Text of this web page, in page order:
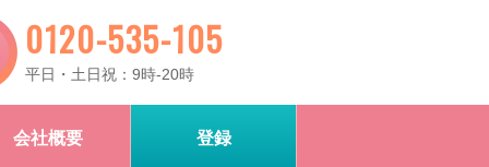
0120-535-105
平日・土日祝：9時-20時
会社概要 登録